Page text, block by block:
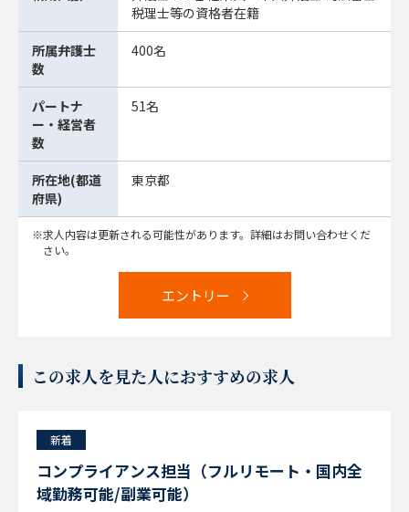
税理士等の資格者在籍
所属弁護士
数
400名
パートナ
ー・経営者
数
51名
所在地(都道
府県)
東京都
求人内容は更新される可能性があります。詳細はお問い合わせくだ
さい。
エントリー
この求人を見た人におすすめの求人
新着
コンプライアンス担当（フルリモート・国内全
域勤務可能/副業可能）